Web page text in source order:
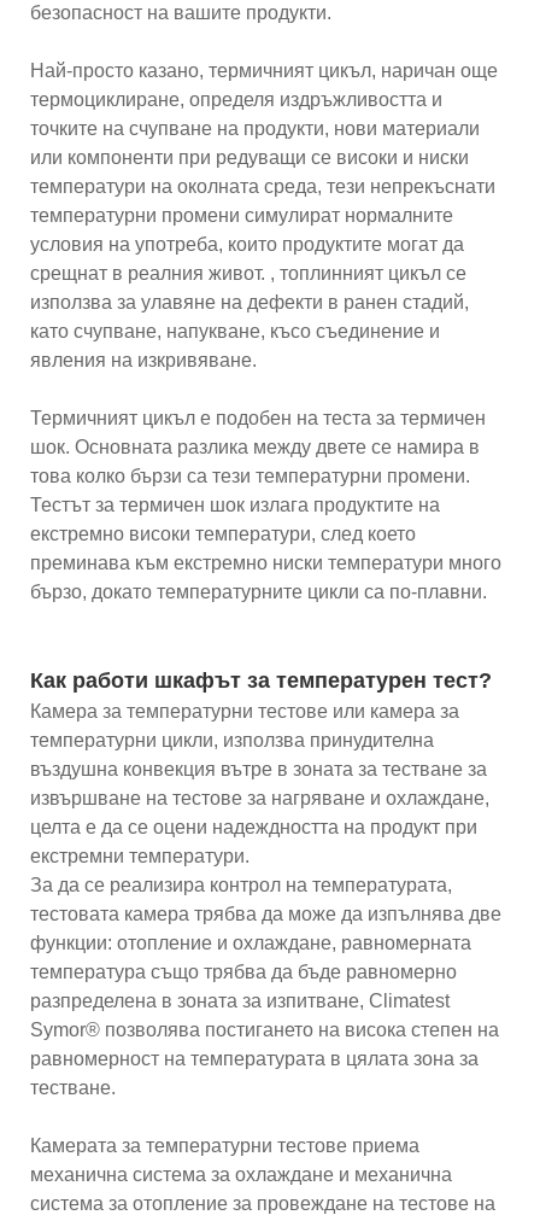
безопасност на вашите продукти.
Най-просто казано, термичният цикъл, наричан още
термоциклиране, определя издръжливостта и
точките на счупване на продукти, нови материали
или компоненти при редуващи се високи и ниски
температури на околната среда, тези непрекъснати
температурни промени симулират нормалните
условия на употреба, които продуктите могат да
срещнат в реалния живот. , топлинният цикъл се
използва за улавяне на дефекти в ранен стадий,
като счупване, напукване, късо съединение и
явления на изкривяване.
Термичният цикъл е подобен на теста за термичен
шок. Основната разлика между двете се намира в
това колко бързи са тези температурни промени.
Тестът за термичен шок излага продуктите на
екстремно високи температури, след което
преминава към екстремно ниски температури много
бързо, докато температурните цикли са по-плавни.
Как работи шкафът за температурен тест?
Камера за температурни тестове или камера за
температурни цикли, използва принудителна
въздушна конвекция вътре в зоната за тестване за
извършване на тестове за нагряване и охлаждане,
целта е да се оцени надеждността на продукт при
екстремни температури.
За да се реализира контрол на температурата,
тестовата камера трябва да може да изпълнява две
функции: отопление и охлаждане, равномерната
температура също трябва да бъде равномерно
разпределена в зоната за изпитване, Climatest
Symor® позволява постигането на висока степен на
равномерност на температурата в цялата зона за
тестване.
Камерата за температурни тестове приема
механична система за охлаждане и механична
система за отопление за провеждане на тестове на